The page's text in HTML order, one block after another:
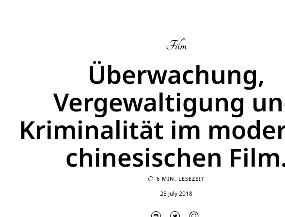
Film
Überwachung,
Vergewaltigung
Kriminalität im
chinesischen
6 MIN. LESEZEIT
28 July 2018